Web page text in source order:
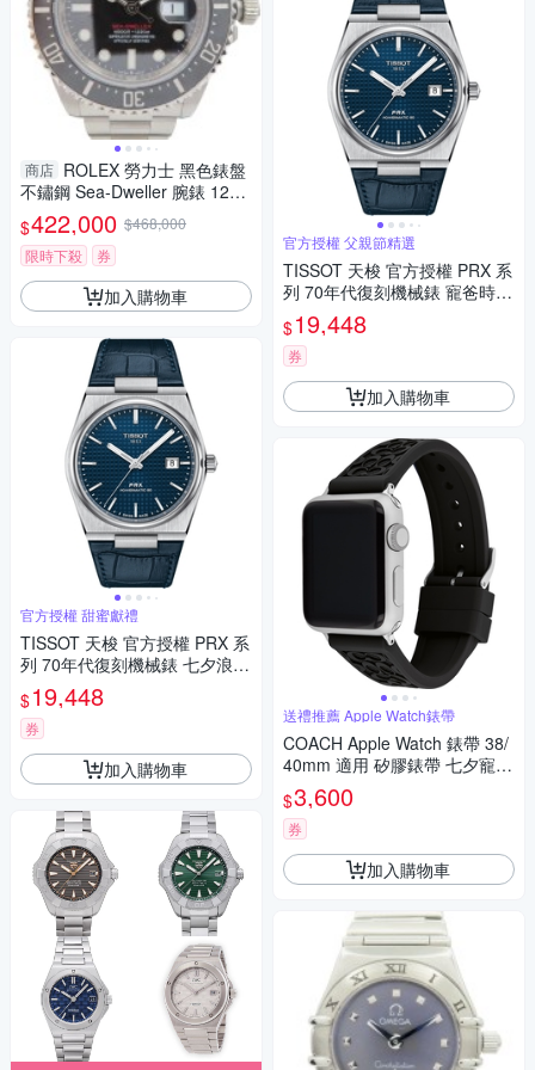
商店 ROLEX 勞力士 黑色錶盤
不鏽鋼 Sea-Dweller 腕錶 1266
00 【二手名牌BRAND OFF】
$422,000 $468,000
限時下殺
券
加入購物車
官方授權 甜蜜獻禮
TISSOT 天梭 官方授權 PRX 系
列 70年代復刻機械錶 七夕浪漫
購 送禮首選-藍/40mm T13740
71604100
$19,448
券
加入購物車
官方授權 父親節精選
TISSOT 天梭 官方授權 PRX 系
列 70年代復刻機械錶 寵爸時刻
送禮推薦-藍/40mm T1374071
604100
$19,448
券
加入購物車
送禮推薦 Apple Watch錶帶
COACH Apple Watch 錶帶 38/
40mm 適用 矽膠錶帶 七夕寵愛
季 送禮推薦- 黑色(不含手錶)
$3,600
券
加入購物車